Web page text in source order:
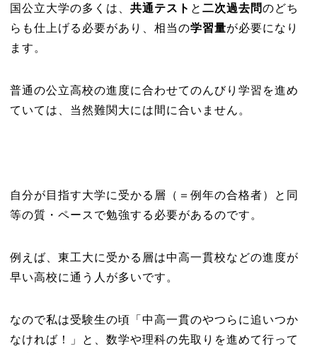
国公立大学の多くは、 共通テスト と 二次過去問のどち
らも仕上げる必要があり、相当の学習量が必要になり
ます。
普通の公立高校の進度に合わせてのんびり学習を進め
ていては、当然難関大には間に合いません。
自分が目指す大学に受かる層（＝例年の合格者）と同
等の質・ペースで勉強する必要があるのです。
例えば、東工大に受かる層は中高一貫校などの進度が
早い高校に通う人が多いです。
なので私は受験生の頃「中高一貫のやつらに追いつか
なければ！」と、数学や理科の先取りを進めて行って